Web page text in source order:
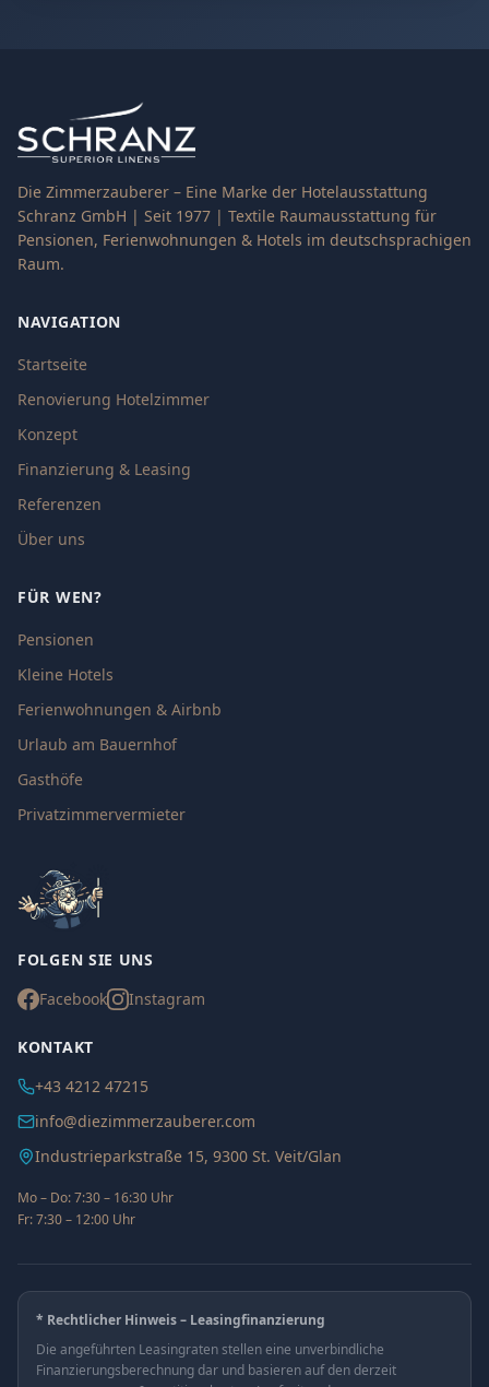
Die Zimmerzauberer – Eine Marke der Hotelausstattung
Schranz GmbH | Seit 1977 | Textile Raumausstattung für
Pensionen, Ferienwohnungen & Hotels im deutschsprachigen
Raum.
NAVIGATION
Startseite
Renovierung Hotelzimmer
Konzept
Finanzierung & Leasing
Referenzen
Über uns
FÜR WEN?
Pensionen
Kleine Hotels
Ferienwohnungen & Airbnb
Urlaub am Bauernhof
Gasthöfe
Privatzimmervermieter
FOLGEN SIE UNS
Facebook
Instagram
KONTAKT
+43 4212 47215
info@diezimmerzauberer.com
Industrieparkstraße 15, 9300 St. Veit/Glan
Mo – Do: 7:30 – 16:30 Uhr
Fr: 7:30 – 12:00 Uhr
* Rechtlicher Hinweis – Leasingfinanzierung
Die angeführten Leasingraten stellen eine unverbindliche
Finanzierungsberechnung dar und basieren auf den derzeit